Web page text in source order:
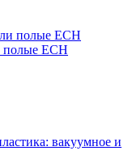
полые ECH